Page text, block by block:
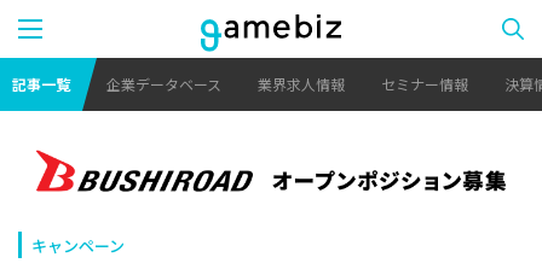
記事一覧 企業データベース 業界求人情報 セミナー情報 決算
キャンペーン